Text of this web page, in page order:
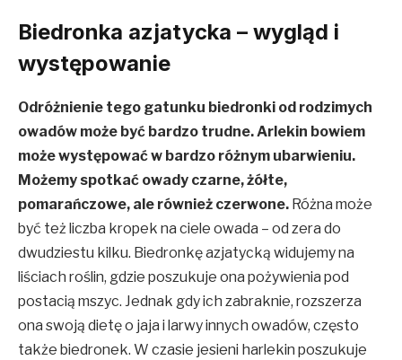
Biedronka azjatycka – wygląd i
występowanie
Odróżnienie tego gatunku biedronki od rodzimych
owadów może być bardzo trudne. Arlekin bowiem
może występować w bardzo różnym ubarwieniu.
Możemy spotkać owady czarne, żółte,
pomarańczowe, ale również czerwone. Różna może
być też liczba kropek na ciele owada – od zera do
dwudziestu kilku. Biedronkę azjatycką widujemy na
liściach roślin, gdzie poszukuje ona pożywienia pod
postacią mszyc. Jednak gdy ich zabraknie, rozszerza
ona swoją dietę o jaja i larwy innych owadów, często
także biedronek. W czasie jesieni harlekin poszukuje